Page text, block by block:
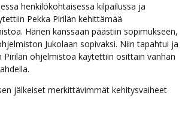
henkilökohtaisessa kilpailussa ja
Pekka Pirilän kehittämää
Hänen kanssaan päästiin sopimukseen,
Jukolaan sopivaksi. Niin tapahtui ja
Pirilän ohjelmistoa käytettiin osittain vanhan
jälkeiset merkittävimmät kehitysvaiheet